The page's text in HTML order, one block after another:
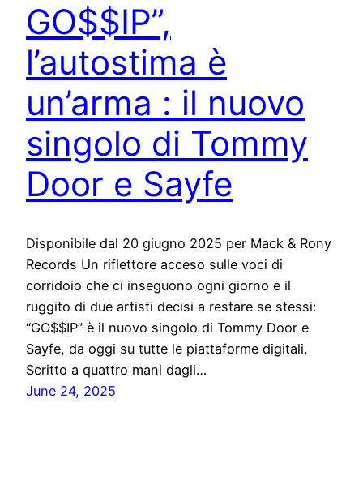
GO$$IP”,
l’autostima è
un’arma : il nuovo
singolo di Tommy
Door e Sayfe
Disponibile dal 20 giugno 2025 per Mack & Rony
Records Un riflettore acceso sulle voci di
corridoio che ci inseguono ogni giorno e il
ruggito di due artisti decisi a restare se stessi:
“GO$$IP” è il nuovo singolo di Tommy Door e
Sayfe, da oggi su tutte le piattaforme digitali.
Scritto a quattro mani dagli…
June 24, 2025